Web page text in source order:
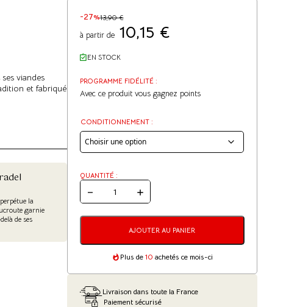
viandes
et fabriqué
la
garnie
de ses
-27%13,90€
à partir de 10,15 €
EN STOCK
PROGRAMME FIDÉLITÉ :
Avec ce produit vous gagnez points
CONDITIONNEMENT :
QUANTITÉ :
QUANTITÉ
DE
GARNITURE
AJOUTER AU PANIER
Plus de 10 achetés ce mois-ci
Livraison dans toute la France
Paiement sécurisé